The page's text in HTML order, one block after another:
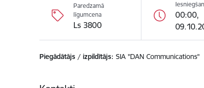
Paredzamā
līgumcena
Ls 3800
00:00,
Piegādātājs / izpildītājs: SIA "DAN Communications"